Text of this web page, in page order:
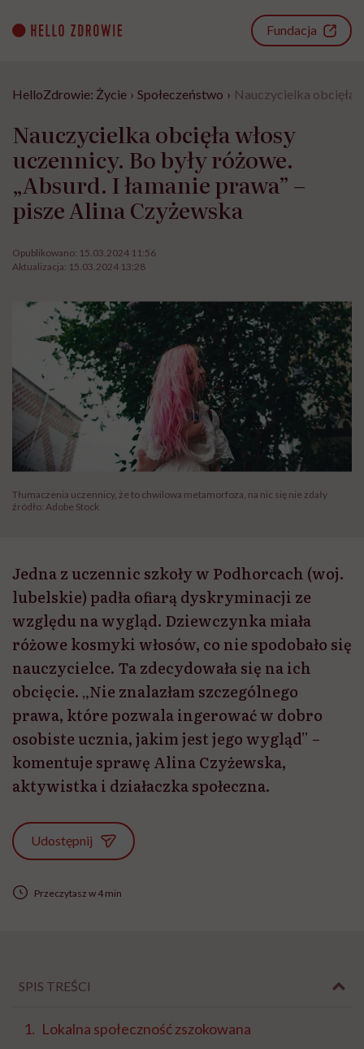
content
Fundacja
HelloZdrowie: Życie › Społeczeństwo › Nauczycielka obcięła
Nauczycielka obcięła włosy
uczennicy. Bo były różowe.
„Absurd. I łamanie prawa” –
pisze Alina Czyżewska
Opublikowano: 15.03.2024 11:56
Aktualizacja: 15.03.2024 13:28
Tłumaczenia uczennicy, że to chwilowa metamorfoza, na nic się nie zdały
źródło: Adobe Stock
Jedna z uczennic szkoły w Podhorcach (woj.
lubelskie) padła ofiarą dyskryminacji ze
względu na wygląd. Dziewczynka miała
różowe kosmyki włosów, co nie spodobało się
nauczycielce. Ta zdecydowała się na ich
obcięcie. „Nie znalazłam szczególnego
prawa, które pozwala ingerować w dobro
osobiste ucznia, jakim jest jego wygląd” –
komentuje sprawę Alina Czyżewska,
aktywistka i działaczka społeczna.
Udostępnij
Przeczytasz w 4 min
SPIS TREŚCI
Lokalna społeczność zszokowana